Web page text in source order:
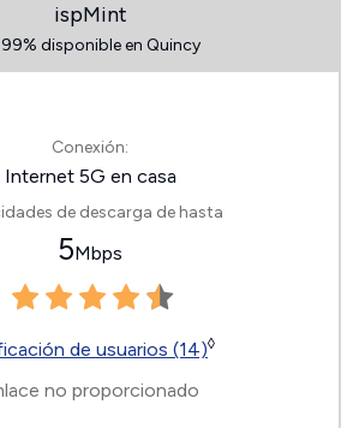
ispMint
disponible en Quincy
Conexión:
Internet 5G en casa
de descarga de hasta
5Mbps
de usuarios (14)◊
no proporcionado